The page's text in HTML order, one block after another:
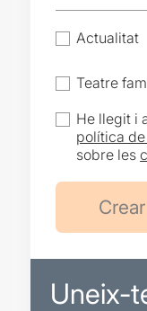
Actualitat
Teatre
He llegit i
política
sobre les
Uneix-